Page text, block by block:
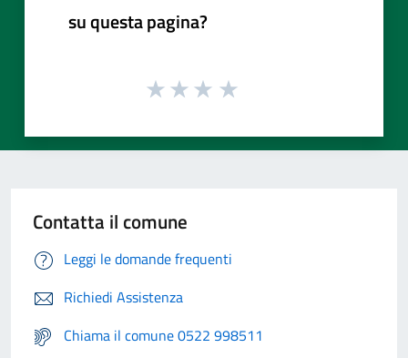
su questa pagina?
Contatta il comune
Leggi le domande frequenti
Richiedi Assistenza
Chiama il comune 0522 998511